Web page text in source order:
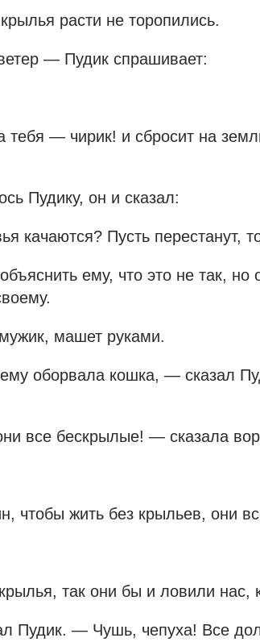
расти не торопились.
— Пудик спрашивает:
тебя — чирик! и сбросит на
Пудику, он и сказал:
качаются? Пусть перестанут,
ему, что это не так,
машет руками.
оборвала кошка, — сказал
все бескрылые! — сказала
чтобы жить без крыльев, они
так они бы и ловили
Пудик. — Чушь, чепуха! Все